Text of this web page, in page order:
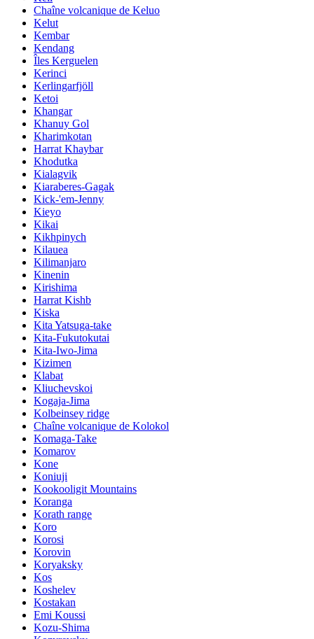
Chaîne volcanique de Keluo
Kelut
Kembar
Kendang
Îles Kerguelen
Kerinci
Kerlingarfjöll
Ketoi
Khangar
Khanuy Gol
Kharimkotan
Harrat Khaybar
Khodutka
Kialagvik
Kiaraberes-Gagak
Kick-'em-Jenny
Kieyo
Kikai
Kikhpinych
Kilauea
Kilimanjaro
Kinenin
Kirishima
Harrat Kishb
Kiska
Kita Yatsuga-take
Kita-Fukutokutai
Kita-Iwo-Jima
Kizimen
Klabat
Kliuchevskoi
Kogaja-Jima
Kolbeinsey ridge
Chaîne volcanique de Kolokol
Komaga-Take
Komarov
Kone
Koniuji
Kookooligit Mountains
Koranga
Korath range
Koro
Korosi
Korovin
Koryaksky
Kos
Koshelev
Kostakan
Emi Koussi
Kozu-Shima